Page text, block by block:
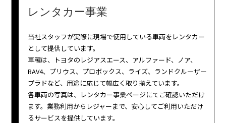
レンタカー事業
当社スタッフが実際に現場で使用している車両をレンタカー
として提供しています。
車種は、トヨタのレジアスエース、アルファード、ノア、
RAV4、プリウス、プロボックス、ライズ、ランドクルーザー
プラドなど、用途に応じて幅広く取り揃えています。
各車両の写真は、レンタカー事業ページにてご確認いただけ
ます。業務利用からレジャーまで、安心してご利用いただけ
るサービスを提供しています。